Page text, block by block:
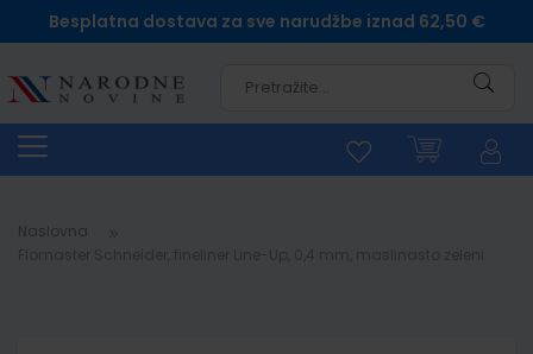
Besplatna dostava za sve narudžbe iznad 62,50 €
Naslovna